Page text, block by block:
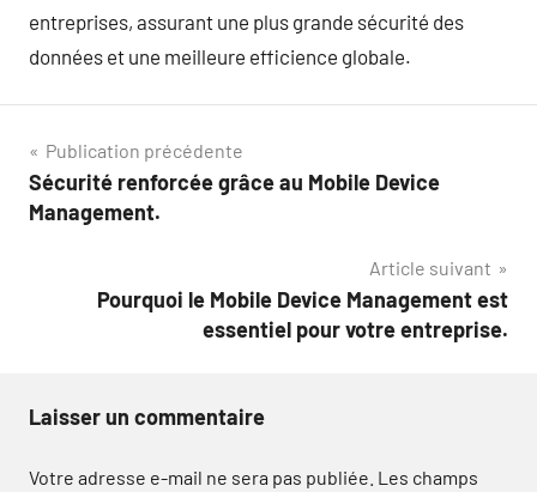
entreprises, assurant une plus grande sécurité des
données et une meilleure efficience globale.
Navigation
de
Publication précédente
Sécurité renforcée grâce au Mobile Device
Management.
Article suivant
Pourquoi le Mobile Device Management est
essentiel pour votre entreprise.
Laisser un commentaire
Votre adresse e-mail ne sera pas publiée. Les champs